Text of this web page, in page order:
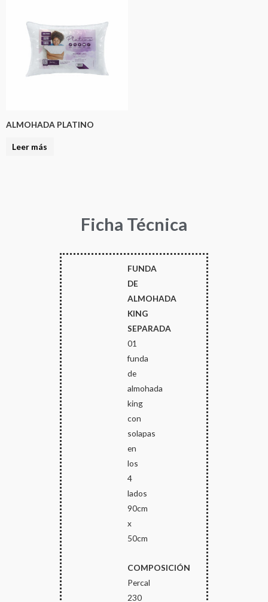
ALMOHADA PLATINO
Leer más
Ficha Técnica
FUNDA
DE
ALMOHADA
KING
SEPARADA
01
funda
de
almohada
king
con
solapas
en
los
4
lados
90cm
x
50cm
COMPOSICIÓN
Percal
230